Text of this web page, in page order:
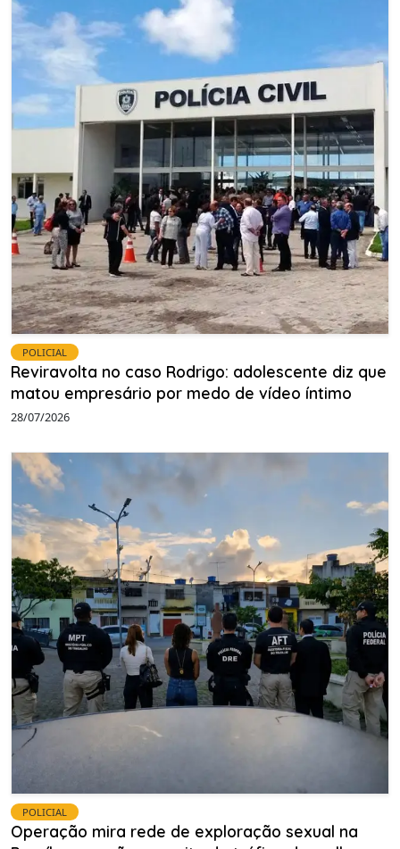
POLICIAL
Reviravolta no caso Rodrigo: adolescente diz que
matou empresário por medo de vídeo íntimo
28/07/2026
POLICIAL
Operação mira rede de exploração sexual na